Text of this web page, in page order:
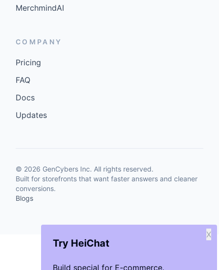
Try HeiChat
Build special for E-commerce.
X
MerchmindAI
COMPANY
Pricing
FAQ
Docs
Updates
© 2026 GenCybers Inc. All rights reserved.
Built for storefronts that want faster answers and cleaner
conversions.
Blogs